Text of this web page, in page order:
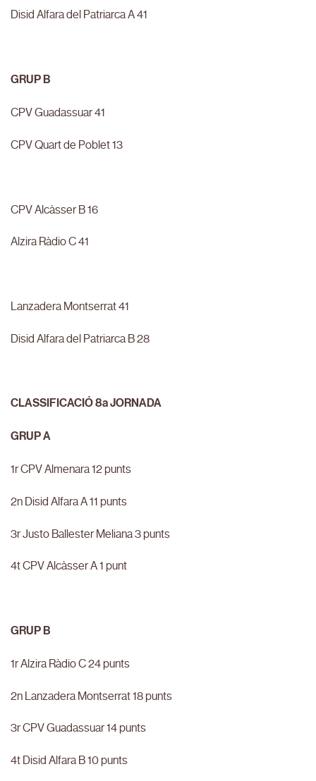
Disid Alfara del Patriarca A 41
GRUP B
CPV Guadassuar 41
CPV Quart de Poblet 13
CPV Alcàsser B 16
Alzira Ràdio C 41
Lanzadera Montserrat 41
Disid Alfara del Patriarca B 28
CLASSIFICACIÓ 8a JORNADA
GRUP A
1r CPV Almenara 12 punts
2n Disid Alfara A 11 punts
3r Justo Ballester Meliana 3 punts
4t CPV Alcàsser A 1 punt
GRUP B
1r Alzira Ràdio C 24 punts
2n Lanzadera Montserrat 18 punts
3r CPV Guadassuar 14 punts
4t Disid Alfara B 10 punts